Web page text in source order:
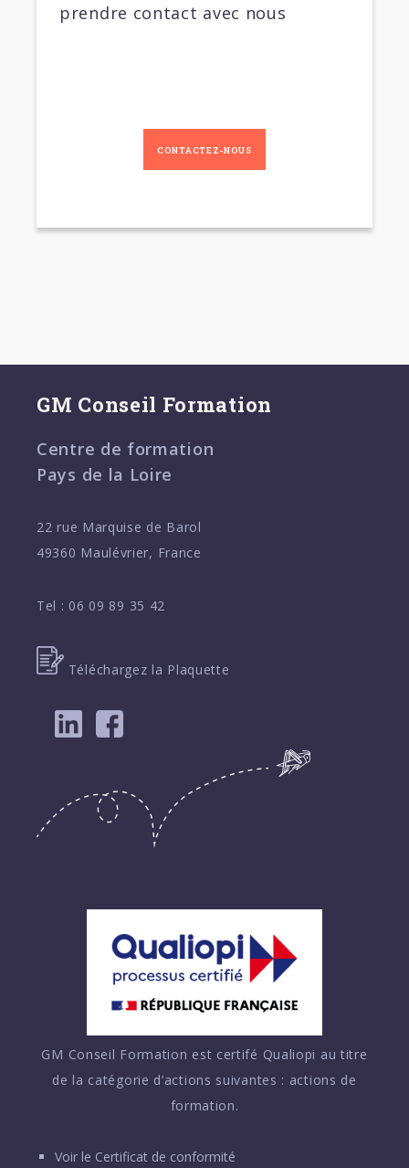
prendre contact avec nous
CONTACTEZ-NOUS
GM Conseil Formation
Centre de formation
Pays de la Loire
22 rue Marquise de Barol
49360 Maulévrier, France
Tel : 06 09 89 35 42
Téléchargez la Plaquette
GM Conseil Formation est certifé Qualiopi au titre
de la catégorie d’actions suivantes : actions de
formation.
Voir le Certificat de conformité